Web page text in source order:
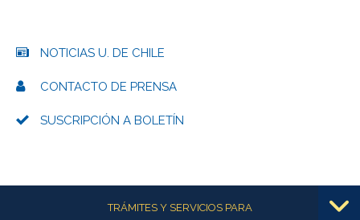
NOTICIAS U. DE CHILE
CONTACTO DE PRENSA
SUSCRIPCIÓN A BOLETÍN
Más informaciónTRÁMITES Y SERVICIOS PARA